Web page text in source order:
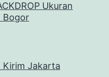
Ukuran
Bogor
Kirim Jakarta